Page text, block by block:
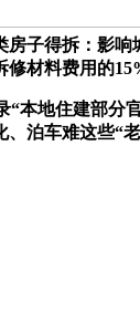
子得拆：影
材料费用的
地住建部分
泊车难这些